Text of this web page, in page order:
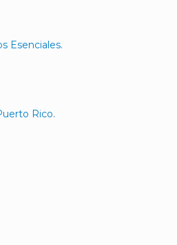
Esenciales.
Rico.